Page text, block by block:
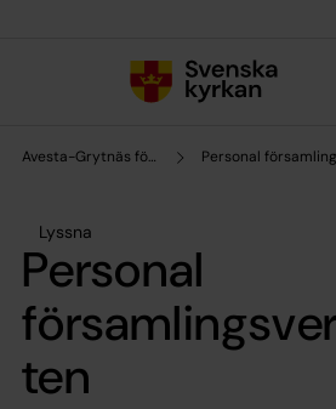
Avesta-Grytnäs församling Personal
Lyssna
Personal
ten